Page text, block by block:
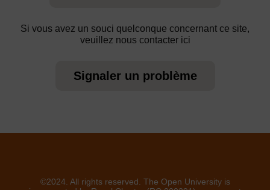
Si vous avez un souci quelconque concernant ce site,
veuillez nous contacter ici
Signaler un problème
©2024. All rights reserved. The Open University is